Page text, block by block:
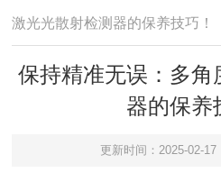
激光光散射检测器的保养技巧！
保持精准无误：多角
器的保养
更新时间：2025-02-17